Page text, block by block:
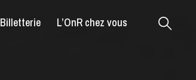
Billetterie L’OnR chez vous